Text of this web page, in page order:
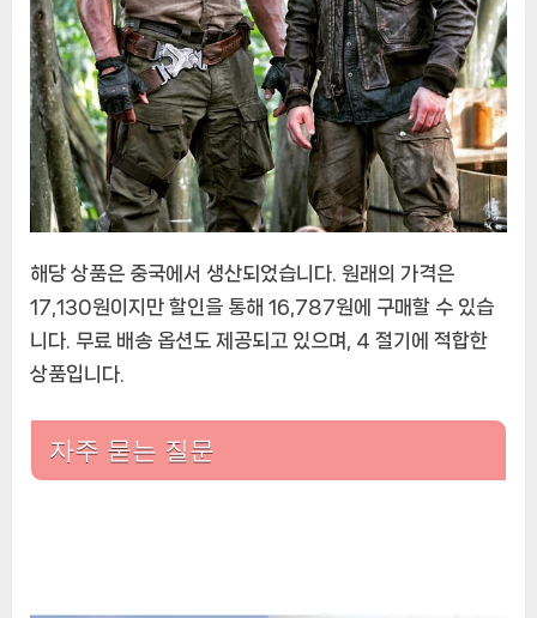
해당 상품은 중국에서 생산되었습니다. 원래의 가격은
17,130원이지만 할인을 통해 16,787원에 구매할 수 있습
니다. 무료 배송 옵션도 제공되고 있으며, 4 절기에 적합한
상품입니다.
자주 묻는 질문